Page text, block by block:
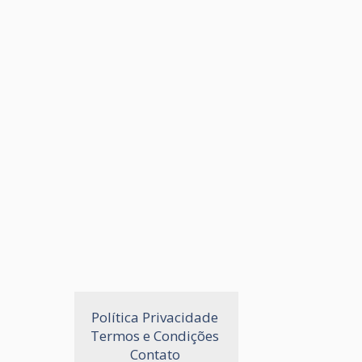
Política Privacidade
Termos e Condições
Contato